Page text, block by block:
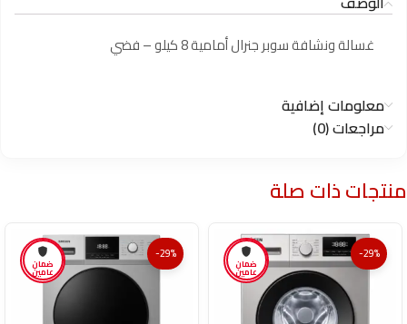
غسالة ونشافة سوبر جنرال أمامية 8 كيلو – فضي
معلومات إضافية
مراجعات (0)
منتجات ذات صلة
ضمان
عامين
-29%
ضمان
عامين
-29%